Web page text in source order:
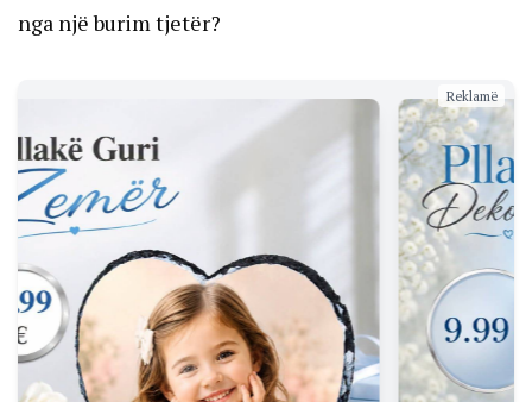
nga një burim tjetër?
Reklamë